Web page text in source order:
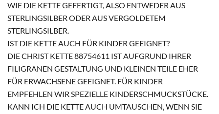
WIE DIE KETTE GEFERTIGT, ALSO ENTWEDER AUS
STERLINGSILBER ODER AUS VERGOLDETEM
STERLINGSILBER.
IST DIE KETTE AUCH FÜR KINDER GEEIGNET?
DIE CHRIST KETTE 88754611 IST AUFGRUND IHRER
FILIGRANEN GESTALTUNG UND KLEINEN TEILE EHER
FÜR ERWACHSENE GEEIGNET. FÜR KINDER
EMPFEHLEN WIR SPEZIELLE KINDERSCHMUCKSTÜCKE.
KANN ICH DIE KETTE AUCH UMTAUSCHEN, WENN SIE